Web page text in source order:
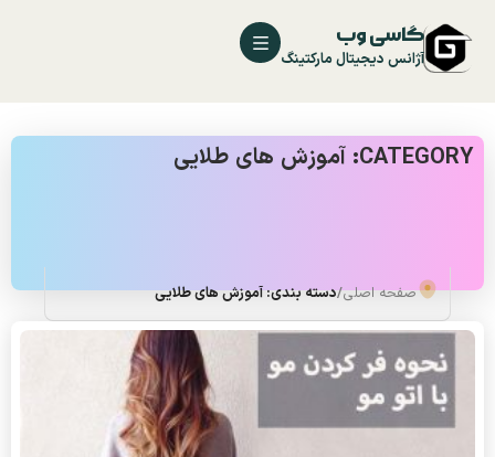
گاسی وب
آژانس دیجیتال مارکتینگ
CATEGORY: آموزش های طلایی
صفحه اصلی/دسته بندی: آموزش های طلایی